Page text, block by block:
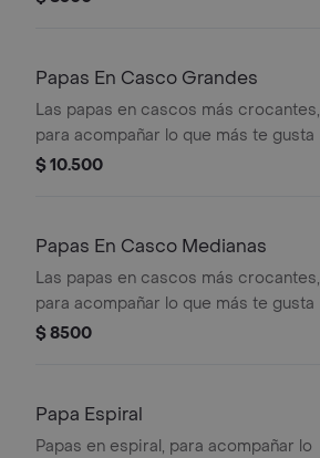
Papas En Casco Grandes
Las papas en cascos más crocantes,
para acompañar lo que más te gusta
$ 10.500
Papas En Casco Medianas
Las papas en cascos más crocantes,
para acompañar lo que más te gusta
$ 8500
Papa Espiral
Papas en espiral, para acompañar lo